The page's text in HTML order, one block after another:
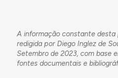
A informação constante desta
redigida por Diego Inglez de
Setembro de 2023, com base
fontes documentais e